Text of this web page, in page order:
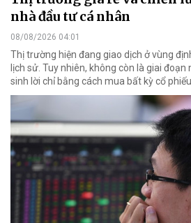
nhà đầu tư cá nhân
08/08/2026 04:01
Thị trường hiện đang giao dịch ở vùng
lịch sử. Tuy nhiên, không còn là giai đoạn
sinh lời chỉ bằng cách mua bất kỳ cổ